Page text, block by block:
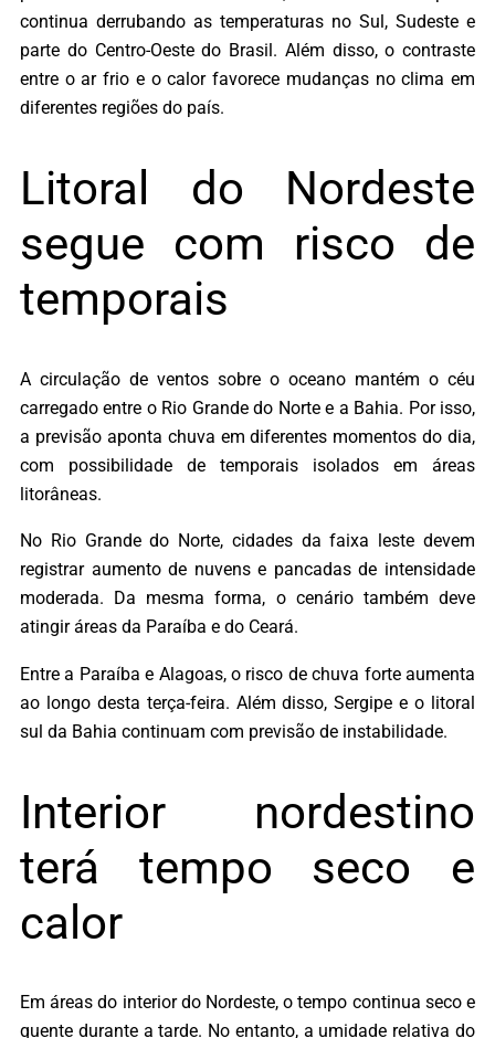
continua derrubando as temperaturas no Sul, Sudeste e
parte do Centro-Oeste do Brasil. Além disso, o contraste
entre o ar frio e o calor favorece mudanças no clima em
diferentes regiões do país.
Litoral do Nordeste
segue com risco de
temporais
A circulação de ventos sobre o oceano mantém o céu
carregado entre o Rio Grande do Norte e a Bahia. Por isso,
a previsão aponta chuva em diferentes momentos do dia,
com possibilidade de temporais isolados em áreas
litorâneas.
No Rio Grande do Norte, cidades da faixa leste devem
registrar aumento de nuvens e pancadas de intensidade
moderada. Da mesma forma, o cenário também deve
atingir áreas da Paraíba e do Ceará.
Entre a Paraíba e Alagoas, o risco de chuva forte aumenta
ao longo desta terça-feira. Além disso, Sergipe e o litoral
sul da Bahia continuam com previsão de instabilidade.
Interior nordestino
terá tempo seco e
calor
Em áreas do interior do Nordeste, o tempo continua seco e
quente durante a tarde. No entanto, a umidade relativa do